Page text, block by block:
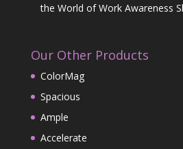
the World of Work Awareness
Our Other Products
ColorMag
Spacious
Ample
Accelerate